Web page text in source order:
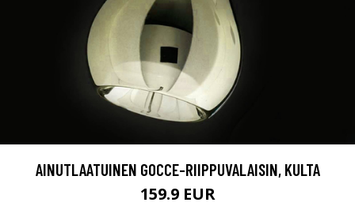
AINUTLAATUINEN GOCCE-RIIPPUVALAISIN, KULTA
159.9 EUR